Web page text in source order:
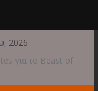
2026
για το Beast of
υποδοχή
συνεχίζεται στο